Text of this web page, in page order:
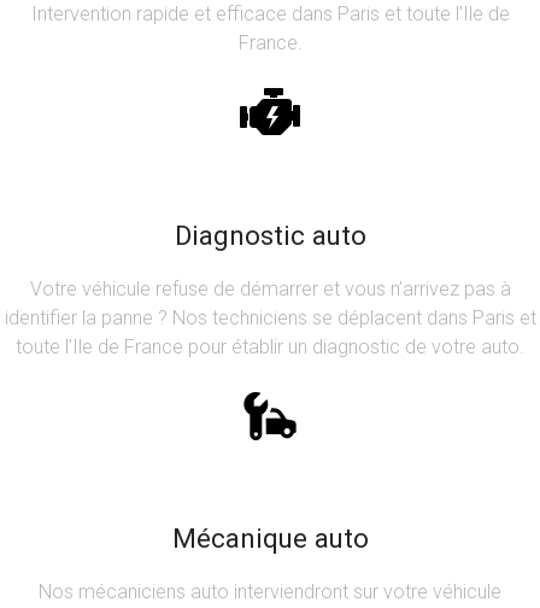
Intervention rapide et efficace dans Paris et toute l’Ile de
France.
Diagnostic auto
Votre véhicule refuse de démarrer et vous n’arrivez pas à
identifier la panne ? Nos techniciens se déplacent dans Paris et
toute l’Ile de France pour établir un diagnostic de votre auto.
Mécanique auto
Nos mécaniciens auto interviendront sur votre véhicule